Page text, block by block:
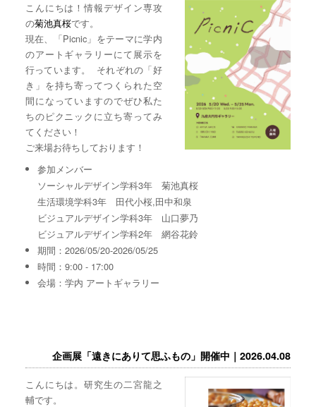
こんにちは！情報デザイン専攻
の菊池真桜です。
現在、「Picnic」をテーマに学内
のアートギャラリーにて展示を
行っています。 それぞれの「好
き」を持ち寄ってつくられた空
間になっていますのでぜひ私た
ちのピクニックに立ち寄ってみ
てください！
ご来場お待ちしております！
参加メンバー
ソーシャルデザイン学科3年 菊池真桜
生活環境学科3年 田代小桜,田中和泉
ビジュアルデザイン学科3年 山口夢乃
ビジュアルデザイン学科2年 網谷花鈴
期間：2026/05/20-2026/05/25
時間：9:00 - 17:00
会場：学内 アートギャラリー
企画展「遠きにありて思ふもの」開催中｜2026.04.08
こんにちは。研究生の二宮龍之
輔です。